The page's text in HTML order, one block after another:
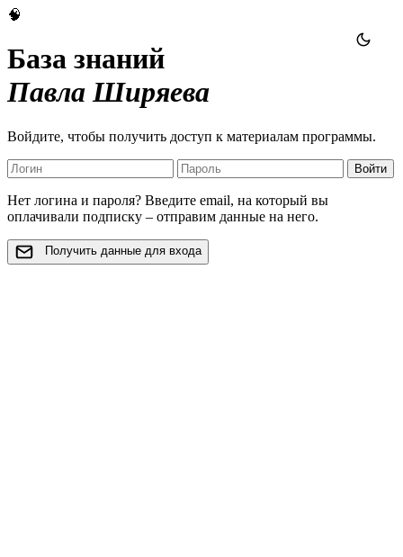
🧠
База знаний
Павла Ширяева
Войдите, чтобы получить доступ к материалам программы.
Войти
Нет логина и пароля? Введите email, на который вы
оплачивали подписку – отправим данные на него.
Получить данные для входа